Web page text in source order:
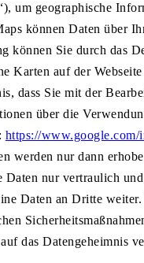
um geographische
können Daten über
können Sie durch das
Karten auf der
dass Sie mit der
über die
https://www.google.com/
werden nur dann
Daten nur vertraulich
Daten an Dritte
das Datengeheimnis